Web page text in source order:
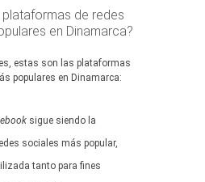
plataformas de redes
en Dinamarca?
estas son las plataformas
populares en Dinamarca:
sigue siendo la
sociales más popular,
tanto para fines